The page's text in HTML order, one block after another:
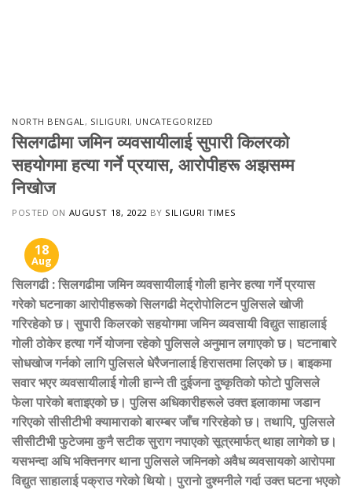
NORTH BENGAL, SILIGURI, UNCATEGORIZED
सिलगढीमा जमिन व्यवसायीलाई सुपारी किलरको
सहयोगमा हत्या गर्ने प्रयास, आरोपीहरू अझसम्म
निखोज
POSTED ON AUGUST 18, 2022 BY SILIGURI TIMES
18
Aug
सिलगढी:सिलगढीमा जमिन व्यवसायीलाई गोली हानेर हत्या गर्ने प्रयास
गरेको घटनाका आरोपीहरूको सिलगढी मेट्रोपोलिटन पुलिसले खोजी
गरिरहेको छ। सुपारी किलरको सहयोगमा जमिन व्यवसायी विद्युत साहालाई
गोली ठोकेर हत्या गर्ने योजना रहेको पुलिसले अनुमान लगाएको छ। घटनाबारे
सोधखोज गर्नको लागि पुलिसले धेरैजनालाई हिरासतमा लिएको छ। बाइकमा
सवार भएर व्यवसायीलाई गोली हान्ने ती दुईजना दुष्कृतिको फोटो पुलिसले
फेला पारेको बताइएको छ। पुलिस अधिकारीहरूले उक्त इलाकामा जडान
गरिएको सीसीटीभी क्यामाराको बारम्बर जाँच गरिरहेको छ। तथापि, पुलिसले
सीसीटीभी फुटेजमा कुनै सटीक सुराग नपाएको सूत्रमार्फत् थाहा लागेको छ।
यसभन्दा अघि भक्तिनगर थाना पुलिसले जमिनको अवैध व्यवसायको आरोपमा
विद्युत साहालाई पक्राउ गरेको थियो। पुरानो दुश्मनीले गर्दा उक्त घटना भएको